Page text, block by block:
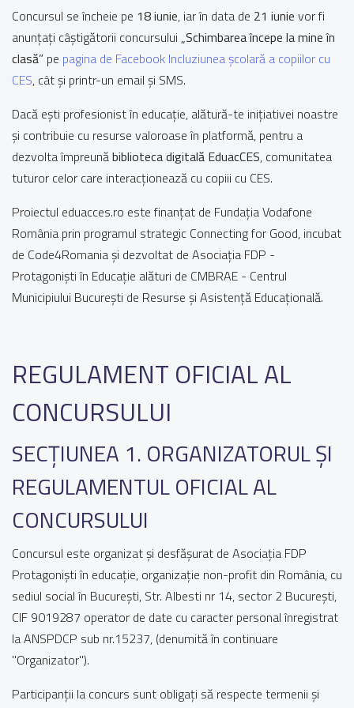
Concursul se încheie pe 18 iunie, iar în data de 21 iunie vor fi
anunțați câștigătorii concursului „Schimbarea începe la mine în
clasă” pe pagina de Facebook Incluziunea școlară a copiilor cu
CES, cât și printr-un email și SMS.
Dacă ești profesionist în educație, alătură-te inițiativei noastre
și contribuie cu resurse valoroase în platformă, pentru a
dezvolta împreunăbiblioteca digitală EduacCES, comunitatea
tuturor celor care interacționează cu copiii cu CES.
Proiectul eduacces.ro este finanțat de Fundația Vodafone
România prin programul strategic Connecting for Good, incubat
de Code4Romania și dezvoltat de Asociația FDP -
Protagoniști în Educație alături de CMBRAE - Centrul
Municipiului București de Resurse și Asistență Educațională.
REGULAMENT OFICIAL AL
CONCURSULUI
SECȚIUNEA 1. ORGANIZATORUL ȘI
REGULAMENTUL OFICIAL AL
CONCURSULUI
Concursul este organizat și desfășurat de Asociația FDP
Protagoniști în educație, organizație non-profit din România, cu
sediul social în București, Str. Albesti nr 14, sector 2 București,
CIF 9019287 operator de date cu caracter personal înregistrat
la ANSPDCP sub nr.15237, (denumită în continuare
"Organizator").
Participanții la concurs sunt obligați să respecte termenii și